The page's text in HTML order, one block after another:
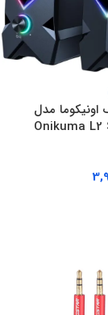
اونیکوما مدل
Onikuma L2